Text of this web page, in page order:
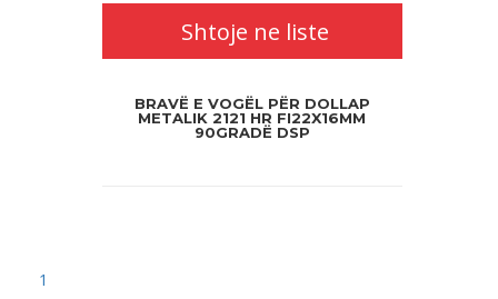
Shtoje ne liste
BRAVË E VOGËL PËR DOLLAP
METALIK 2121 HR FI22X16MM
90GRADË DSP
1